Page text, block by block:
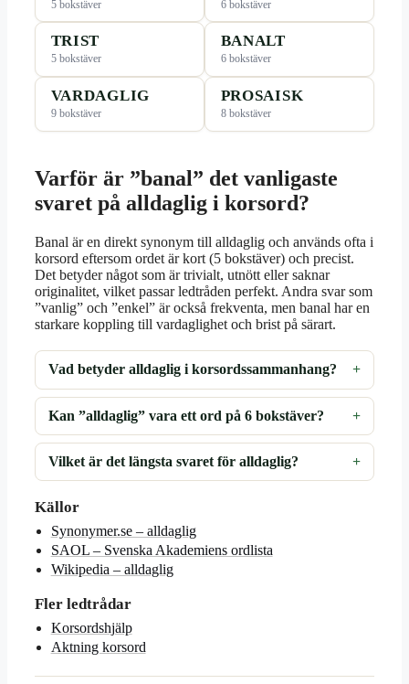
5 bokstäver 6 bokstäver
TRIST
5 bokstäver
BANALT
6 bokstäver
VARDAGLIG
9 bokstäver
PROSAISK
8 bokstäver
Varför är ”banal” det vanligaste
svaret på alldaglig i korsord?
Banal är en direkt synonym till alldaglig och används ofta i
korsord eftersom ordet är kort (5 bokstäver) och precist.
Det betyder något som är trivialt, utnött eller saknar
originalitet, vilket passar ledtråden perfekt. Andra svar som
”vanlig” och ”enkel” är också frekventa, men banal har en
starkare koppling till vardaglighet och brist på särart.
Vad betyder alldaglig i korsordssammanhang?
Kan ”alldaglig” vara ett ord på 6 bokstäver?
Vilket är det längsta svaret för alldaglig?
Källor
Synonymer.se – alldaglig
SAOL – Svenska Akademiens ordlista
Wikipedia – alldaglig
Fler ledtrådar
Korsordshjälp
Aktning korsord